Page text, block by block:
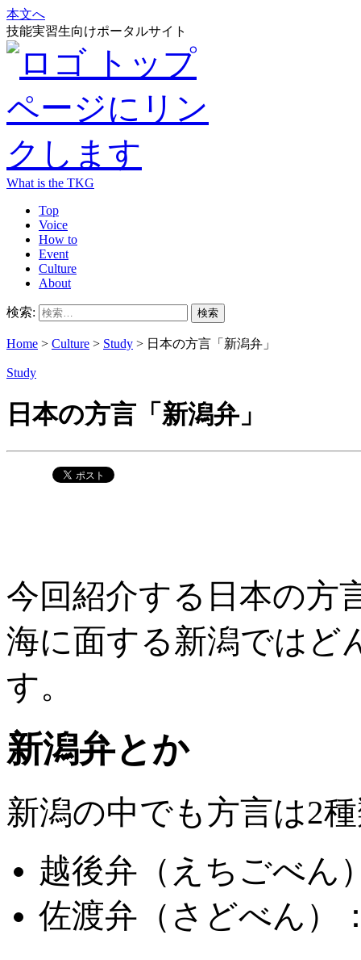
本文へ
技能実習生向けポータルサイト
What is the TKG
Top
Voice
How to
Event
Culture
About
検索:
Home > Culture > Study > 日本の方言「新潟弁」
Study
日本の方言「新潟弁」
今回紹介する日本の方
海に面する新潟ではど
す。
新潟弁とか
新潟の中でも方言は2
越後弁（えちごべん
佐渡弁（さどべん）